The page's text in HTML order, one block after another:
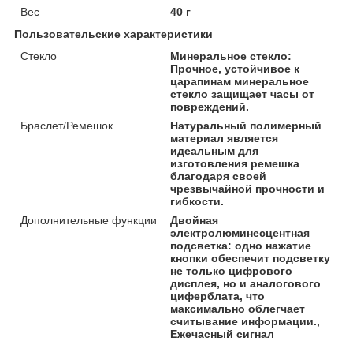
Вес
40 г
Пользовательские характеристики
Стекло
Минеральное стекло:
Прочное, устойчивое к
царапинам минеральное
стекло защищает часы от
повреждений.
Браслет/Ремешок
Натуральный полимерный
материал является
идеальным для
изготовления ремешка
благодаря своей
чрезвычайной прочности и
гибкости.
Дополнительные функции
Двойная
электролюминесцентная
подсветка: одно нажатие
кнопки обеспечит подсветку
не только цифрового
дисплея, но и аналогового
циферблата, что
максимально облегчает
считывание информации.,
Ежечасный сигнал